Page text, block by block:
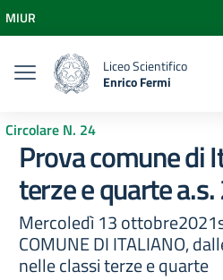
Vai al menu di navigazione
Vai al footer
MIUR
Liceo Scientifico
Enrico Fermi
Circolare N. 24
Prova comune di
terze e quarte
Mercoledì 13
COMUNE DI ITALIANO,
nelle classi terze e quarte